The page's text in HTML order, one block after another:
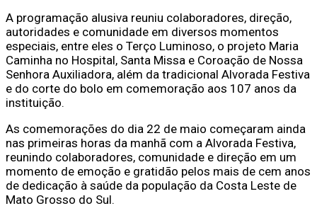
A programação alusiva reuniu colaboradores, direção,
autoridades e comunidade em diversos momentos
especiais, entre eles o Terço Luminoso, o projeto Maria
Caminha no Hospital, Santa Missa e Coroação de Nossa
Senhora Auxiliadora, além da tradicional Alvorada Festiva
e do corte do bolo em comemoração aos 107 anos da
instituição.
As comemorações do dia 22 de maio começaram ainda
nas primeiras horas da manhã com a Alvorada Festiva,
reunindo colaboradores, comunidade e direção em um
momento de emoção e gratidão pelos mais de cem anos
de dedicação à saúde da população da Costa Leste de
Mato Grosso do Sul.